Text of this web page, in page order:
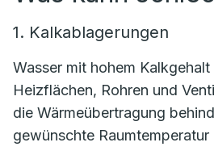
1. Kalkablagerungen
Wasser mit hohem
Heizflächen, Rohren und
die Wärmeübertragung
gewünschte